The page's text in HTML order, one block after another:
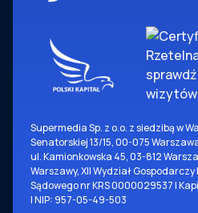
Supermedia Sp. z o.o. z siedzibą w
Senatorskiej 13/15, 00-075
ul. Kamionkowska 45, 03-812
Warszawy, XII Wydział
Sądowego nr KRS 0000029537 |
| NIP: 957-05-49-503